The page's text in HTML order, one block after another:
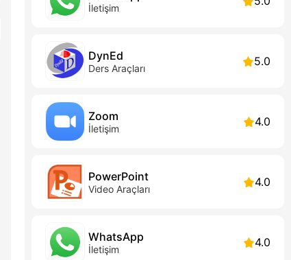
İletişim
DynEd
Ders Araçları 5.0
Zoom
İletişim 4.0
PowerPoint
Video Araçları 4.0
WhatsApp
İletişim 4.0